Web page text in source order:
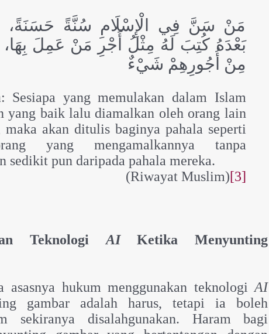
‌مَنْ ‌سَنَّ ‌فِي ‌الْإِسْلَامِ سُنَّةً حَسَنَةً،
بَعْدَهُ كُتِبَ لَهُ مِثْلُ أَجْرِ مَنْ عَمِلَ بِهَا،
مِنْ أُجُورِهِمْ شَيْءٌ
Sesiapa yang memulakan dalam Islam
yang baik lalu diamalkan oleh orang lain
maka akan ditulis baginya pahala seperti
yang mengamalkannya tanpa
sedikit pun daripada pahala mereka.
(Riwayat Muslim)[3]
Teknologi AIKetika Menyunting
asasnya hukum menggunakan teknologiAI
gambar adalah harus, tetapi ia boleh
sekiranya disalahgunakan. Haram bagi